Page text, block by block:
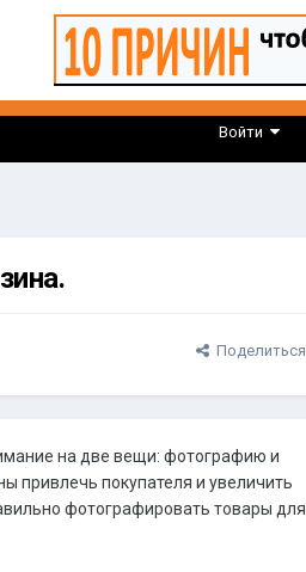
Войти
Поделиться
на две вещи: фотографию и
привлечь покупателя и увеличить
фотографировать товары для